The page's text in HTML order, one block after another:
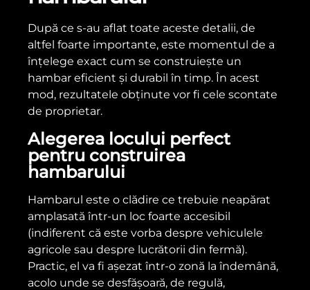
După ce s-au aflat toate aceste detalii, de
altfel foarte importante, este momentul de a
înțelege exact cum se construiește un
hambar eficient și durabil în timp. În acest
mod, rezultatele obținute vor fi cele scontate
de proprietar.
Alegerea locului perfect
pentru construirea
hambarului
Hambarul este o clădire ce trebuie neapărat
amplasată într-un loc foarte accesibil
(indiferent că este vorba despre vehiculele
agricole sau despre lucrătorii din fermă).
Practic, el va fi așezat într-o zonă la îndemână,
acolo unde se desfășoară, de regulă,